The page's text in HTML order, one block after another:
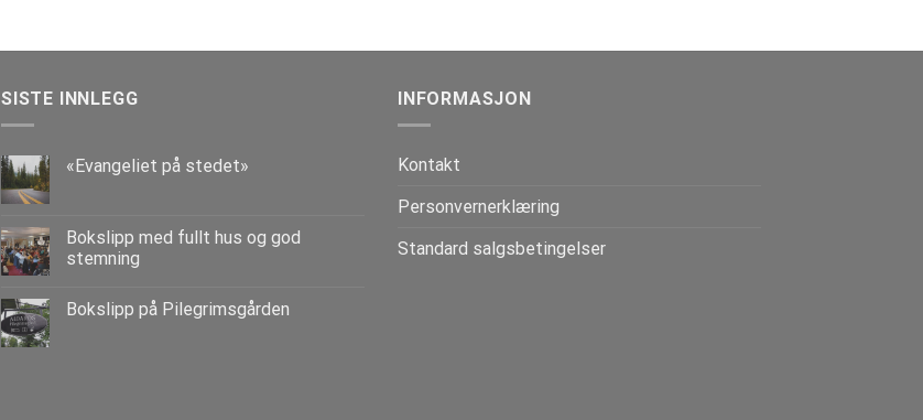
SISTE INNLEGG
«Evangeliet på stedet»
Bokslipp med fullt hus og god
stemning
Bokslipp på Pilegrimsgården
INFORMASJON
Kontakt
Personvernerklæring
Standard salgsbetingelser